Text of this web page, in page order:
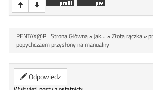
PENTAX@PL Strona Główna»Jak... »Złota rączka»
popychczaem przysłony na manualny
Odpowiedz